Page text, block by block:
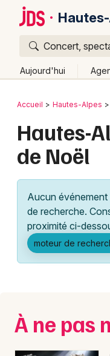
Concert,
Aujourd'hui
Publier un
Grands
Activité &
Manifestations
Foires & salons
Concerts
Sports
Bordeaux
Colmar
Lille
Lyon
Marseille
Mulhouse
Nice
Paris
Retour
Accueil Hautes-Alpes
Hautes-
de Noël
Aucun
de recherche.
proximité ci-
moteur de
À ne pas
Quoi ?
Où ?
Partout
Près de moi
Quand ?
Aujourd'hui
Demain